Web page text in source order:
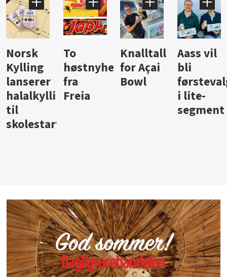
Knalltall
for Açai
Bowl
Aass vil
bli
førstevalg
i lite-
Brus og
jus fra
Berentsen
Hard
iste fra
Hansa